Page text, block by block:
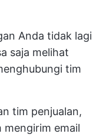
Anda tidak lagi
saja melihat
tim
tim penjualan,
email